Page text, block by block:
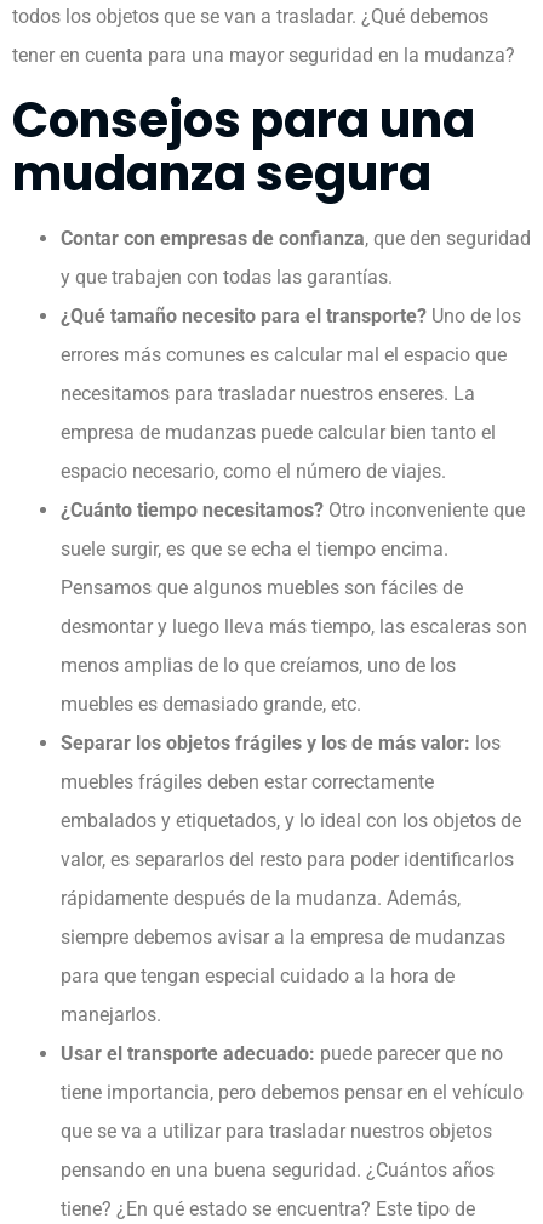
todos los objetos que se van a trasladar. ¿Qué debemos
tener en cuenta para una mayor seguridad en la mudanza?
Consejos para una
mudanza segura
Contar con empresas de confianza, que den seguridad
y que trabajen con todas las garantías.
¿Qué tamaño necesito para el transporte? Uno de los
errores más comunes es calcular mal el espacio que
necesitamos para trasladar nuestros enseres. La
empresa de mudanzas puede calcular bien tanto el
espacio necesario, como el número de viajes.
¿Cuánto tiempo necesitamos? Otro inconveniente que
suele surgir, es que se echa el tiempo encima.
Pensamos que algunos muebles son fáciles de
desmontar y luego lleva más tiempo, las escaleras son
menos amplias de lo que creíamos, uno de los
muebles es demasiado grande, etc.
Separar los objetos frágiles y los de más valor: los
muebles frágiles deben estar correctamente
embalados y etiquetados, y lo ideal con los objetos de
valor, es separarlos del resto para poder identificarlos
rápidamente después de la mudanza. Además,
siempre debemos avisar a la empresa de mudanzas
para que tengan especial cuidado a la hora de
manejarlos.
Usar el transporte adecuado: puede parecer que no
tiene importancia, pero debemos pensar en el vehículo
que se va a utilizar para trasladar nuestros objetos
pensando en una buena seguridad. ¿Cuántos años
tiene? ¿En qué estado se encuentra? Este tipo de